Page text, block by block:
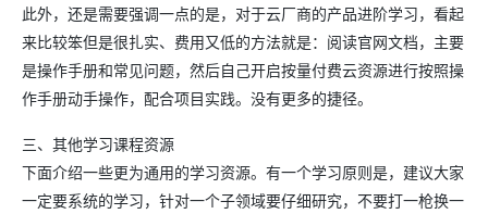
此外，还是需要强调一点的是，对于云厂商的产品进阶学习，看起
来比较笨但是很扎实、费用又低的方法就是：阅读官网文档，主要
是操作手册和常见问题，然后自己开启按量付费云资源进行按照操
作手册动手操作，配合项目实践。没有更多的捷径。
三、其他学习课程资源
下面介绍一些更为通用的学习资源。有一个学习原则是，建议大家
一定要系统的学习，针对一个子领域要仔细研究，不要打一枪换一